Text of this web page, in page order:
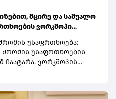
მცირე და საშუალო
ვორკშოპი
უსაფრთხოება:
შრომის უსაფრთხოების
ჩაატარა. ვორკშოპის
უსაფრთხოების
მდგრადი